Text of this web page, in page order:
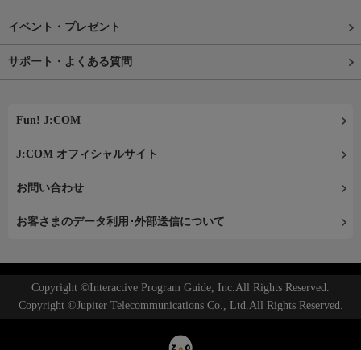
イベント・プレゼント
サポート・よくある質問
Fun! J:COM
J:COM オフィシャルサイト
お問い合わせ
お客さまのデータ利用･外部送信について
Copyright ©Interactive Program Guide, Inc.All Rights Reserved.
Copyright ©Jupiter Telecommunications Co., Ltd.All Rights Reserved.